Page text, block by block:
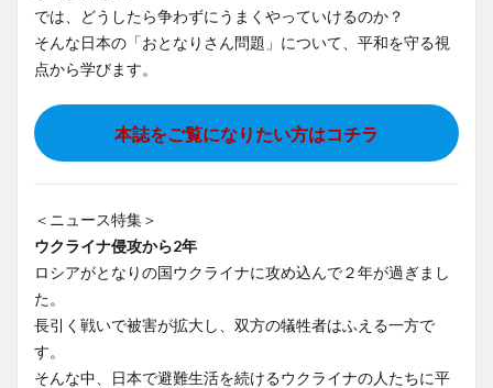
では、どうしたら争わずにうまくやっていけるのか？
そんな日本の「おとなりさん問題」について、平和を守る視
点から学びます。
本誌をご覧になりたい方はコチラ
＜ニュース特集＞
ウクライナ侵攻から2年
ロシアがとなりの国ウクライナに攻め込んで２年が過ぎまし
た。
長引く戦いで被害が拡大し、双方の犠牲者はふえる一方で
す。
そんな中、日本で避難生活を続けるウクライナの人たちに平